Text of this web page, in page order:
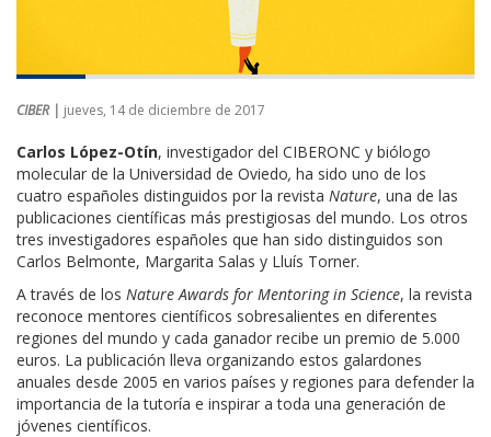
CIBER | jueves, 14 de diciembre de 2017
Carlos López-Otín, investigador del CIBERONC y biólogo
molecular de la Universidad de Oviedo, ha sido uno de los
cuatro españoles distinguidos por la revista Nature, una de las
publicaciones científicas más prestigiosas del mundo. Los otros
tres investigadores españoles que han sido distinguidos son
Carlos Belmonte, Margarita Salas y Lluís Torner.
A través de los Nature Awards for Mentoring in Science, la revista
reconoce mentores científicos sobresalientes en diferentes
regiones del mundo y cada ganador recibe un premio de 5.000
euros. La publicación lleva organizando estos galardones
anuales desde 2005 en varios países y regiones para defender la
importancia de la tutoría e inspirar a toda una generación de
jóvenes científicos.